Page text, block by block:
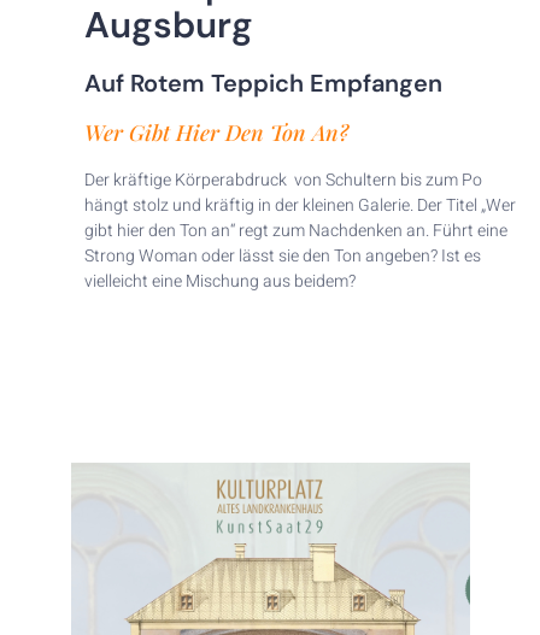
Augsburg
Auf Rotem Teppich Empfangen
Wer Gibt Hier Den Ton An?
Der kräftige Körperabdruck von Schultern bis zum Po
hängt stolz und kräftig in der kleinen Galerie. Der Titel „Wer
gibt hier den Ton an“ regt zum Nachdenken an. Führt eine
Strong Woman oder lässt sie den Ton angeben? Ist es
vielleicht eine Mischung aus beidem?